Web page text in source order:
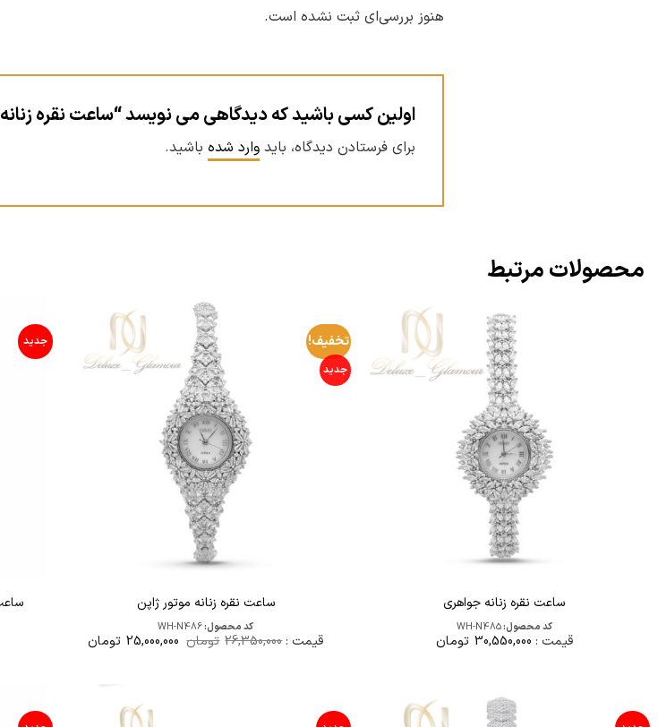
هنوز بررسی‌ای ثبت نشده است.
اولین کسی باشید که دیدگاهی می نویسد “ساعت نقره زنانه H&D مارکیز”
برای فرستادن دیدگاه، باید وارد شده باشید.
محصولات مرتبط
ساعت نقره زنانه جواهری
کد محصول:WH-N485
قیمت : 30,550,000 تومان
تخفیف!
جدید
ساعت نقره زنانه موتور ژاپن
کد محصول:WH-N486
قیمت :26,350,000 تومان قیمت
25,000,000 تومانقیمت
جدید